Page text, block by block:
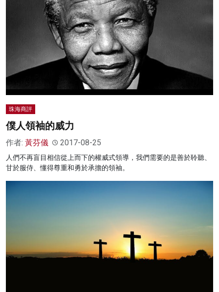
珠海商評
僕人領袖的威力
作者: 黃芬儀 2017-08-25
人們不再盲目相信從上而下的權威式領導，我們需要的是善於聆聽、
甘於服侍、懂得尊重和勇於承擔的領袖。